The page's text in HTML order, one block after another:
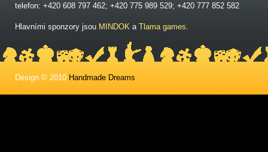
telefon: +420 608 797 462; +420 775 989 529; +420 777 852 582
Hlavními sponzory jsou MINDOK a Tlama games.
Design © 2010 Handmade Dreams